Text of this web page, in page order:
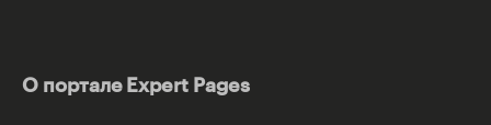
О портале Expert Pages